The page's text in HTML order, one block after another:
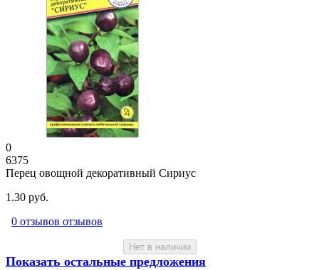
0
6375
Перец овощной декоративный Сириус
1.30 руб.
0 отзывов отзывов
Нет в наличии
Показать остальные предложения